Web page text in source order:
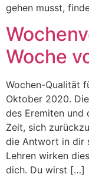
gehen musst,
Woche
Wochen-Qualität
Oktober 2020.
des Eremiten und
Zeit, sich
die Antwort in dir
Lehren wirken
dich. Du wirst […]